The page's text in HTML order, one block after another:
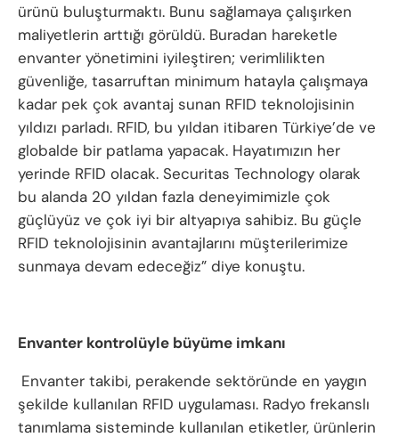
ürünü buluşturmaktı. Bunu sağlamaya çalışırken
maliyetlerin arttığı görüldü. Buradan hareketle
envanter yönetimini iyileştiren; verimlilikten
güvenliğe, tasarruftan minimum hatayla çalışmaya
kadar pek çok avantaj sunan RFID teknolojisinin
yıldızı parladı. RFID, bu yıldan itibaren Türkiye’de ve
globalde bir patlama yapacak. Hayatımızın her
yerinde RFID olacak. Securitas Technology olarak
bu alanda 20 yıldan fazla deneyimimizle çok
güçlüyüz ve çok iyi bir altyapıya sahibiz. Bu güçle
RFID teknolojisinin avantajlarını müşterilerimize
sunmaya devam edeceğiz” diye konuştu.
Envanter kontrolüyle büyüme imkanı
Envanter takibi, perakende sektöründe en yaygın
şekilde kullanılan RFID uygulaması. Radyo frekanslı
tanımlama sisteminde kullanılan etiketler, ürünlerin